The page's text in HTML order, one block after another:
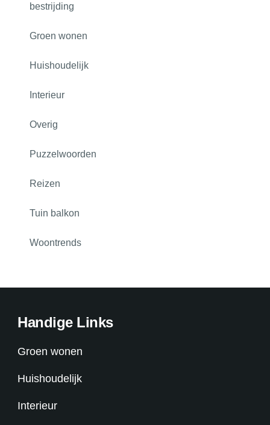
bestrijding
Groen wonen
Huishoudelijk
Interieur
Overig
Puzzelwoorden
Reizen
Tuin balkon
Woontrends
Handige Links
Groen wonen
Huishoudelijk
Interieur